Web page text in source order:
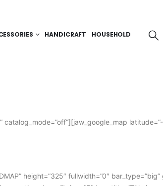
HANDICRAFT HOUSEHOLD
catalog_mode=”off”][jaw_google_map
height=”325″ fullwidth=”0″ bar_type=”big”